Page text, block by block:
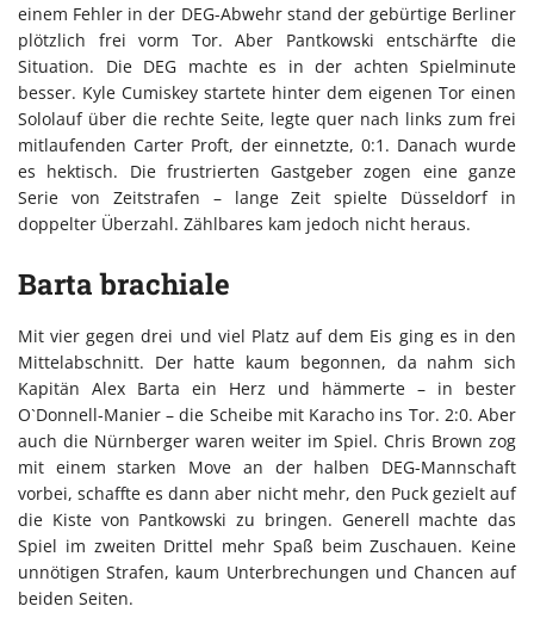
einem Fehler in der DEG-Abwehr stand der gebürtige Berliner
plötzlich frei vorm Tor. Aber Pantkowski entschärfte die
Situation. Die DEG machte es in der achten Spielminute
besser. Kyle Cumiskey startete hinter dem eigenen Tor einen
Sololauf über die rechte Seite, legte quer nach links zum frei
mitlaufenden Carter Proft, der einnetzte, 0:1. Danach wurde
es hektisch. Die frustrierten Gastgeber zogen eine ganze
Serie von Zeitstrafen – lange Zeit spielte Düsseldorf in
doppelter Überzahl. Zählbares kam jedoch nicht heraus.
Barta brachiale
Mit vier gegen drei und viel Platz auf dem Eis ging es in den
Mittelabschnitt. Der hatte kaum begonnen, da nahm sich
Kapitän Alex Barta ein Herz und hämmerte – in bester
O`Donnell-Manier – die Scheibe mit Karacho ins Tor. 2:0. Aber
auch die Nürnberger waren weiter im Spiel. Chris Brown zog
mit einem starken Move an der halben DEG-Mannschaft
vorbei, schaffte es dann aber nicht mehr, den Puck gezielt auf
die Kiste von Pantkowski zu bringen. Generell machte das
Spiel im zweiten Drittel mehr Spaß beim Zuschauen. Keine
unnötigen Strafen, kaum Unterbrechungen und Chancen auf
beiden Seiten.